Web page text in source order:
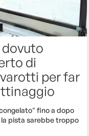
dovuto
di
per far
fino a dopo
pista sarebbe troppo